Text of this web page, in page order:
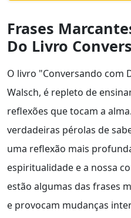
Frases
Do Livro
O livro "Conversando com
Walsch, é repleto de
reflexões que tocam a
verdadeiras pérolas de
uma reflexão mais
espiritualidade e a nossa
estão algumas das frases
e provocam mudanças